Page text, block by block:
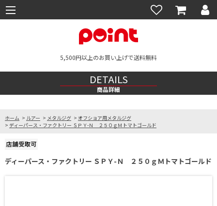
5,500円以上のお買い上げで送料無料
DETAILS
商品詳細
ホーム > ルアー > メタルジグ > オフショア用メタルジグ
> ディーパース・ファクトリー ＳＰＹ-Ｎ ２５０ｇＭトマトゴールド
ディーパース・ファクトリー ＳＰＹ-Ｎ ２５０ｇＭトマトゴールド